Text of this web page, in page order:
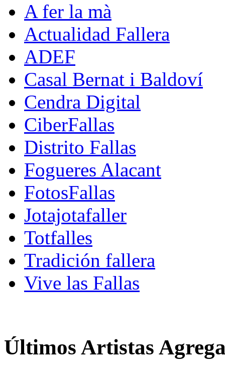
A fer la mà
Actualidad Fallera
ADEF
Casal Bernat i Baldoví
Cendra Digital
CiberFallas
Distrito Fallas
Fogueres Alacant
FotosFallas
Jotajotafaller
Totfalles
Tradición fallera
Vive las Fallas
Últimos Artistas